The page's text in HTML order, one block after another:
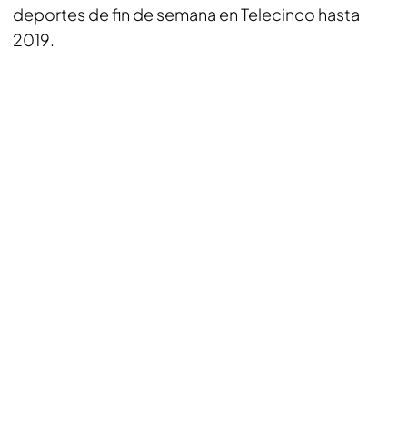
deportes de fin de semana en Telecinco hasta
2019.